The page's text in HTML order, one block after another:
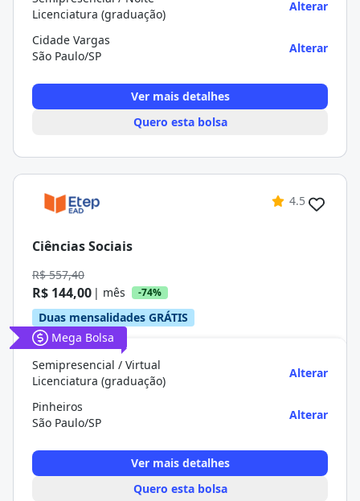
Licenciatura (graduação)
Alterar
Cidade Vargas
São Paulo/SP
Alterar
Ver mais detalhes
Quero esta bolsa
4.5
Ciências Sociais
R$ 557,40
R$ 144,00 | mês -74%
Duas mensalidades GRÁTIS
Mega Bolsa
Semipresencial / Virtual
Licenciatura (graduação)
Alterar
Pinheiros
São Paulo/SP
Alterar
Ver mais detalhes
Quero esta bolsa